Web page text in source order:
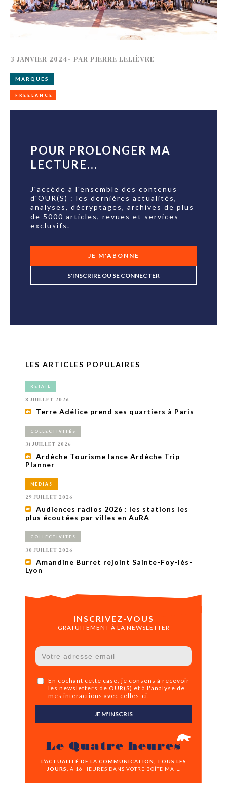
3 JANVIER 2024- PAR PIERRE LELIÈVRE
MARQUES
FREELANCE
POUR PROLONGER MA
LECTURE...
J'accède à l'ensemble des contenus
d'OUR(S) : les dernières actualités,
analyses, décryptages, archives de plus
de 5000 articles, revues et services
exclusifs.
JE M'ABONNE
S'INSCRIRE OU SE CONNECTER
LES ARTICLES POPULAIRES
RETAIL
8 JUILLET 2026
Terre Adélice prend ses quartiers à Paris
COLLECTIVITÉS
31 JUILLET 2026
Ardèche Tourisme lance Ardèche Trip
Planner
MÉDIAS
29 JUILLET 2026
Audiences radios 2026 : les stations les
plus écoutées par villes en AuRA
COLLECTIVITÉS
30 JUILLET 2026
Amandine Burret rejoint Sainte-Foy-lès-
Lyon
INSCRIVEZ-VOUS
GRATUITEMENT À LA NEWSLETTER
En cochant cette case, je consens à recevoir
les newsletters de OUR(S) et à l'analyse de
mes interactions avec celles-ci.
JE M'INSCRIS
Le Quatre heures
L’ACTUALITÉ DE LA COMMUNICATION, TOUS LES
JOURS,
À 16 HEURES DANS VOTRE BOÎTE MAIL.